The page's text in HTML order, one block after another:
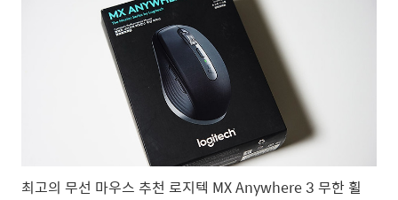
최고의 무선 마우스 추천 로지텍 MX Anywhere 3 무한 휠